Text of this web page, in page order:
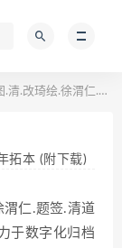
徐渭仁.题签.清道光十年拓本 (附下载)
拓本 (附下载)
渭仁.题签.清道
于数字化归档